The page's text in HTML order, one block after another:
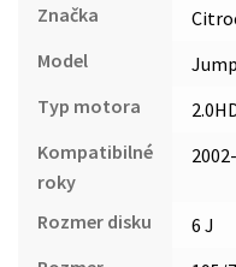
Značka
Model
Typ motora
Kompatibilné
roky
Rozmer disku
6 J